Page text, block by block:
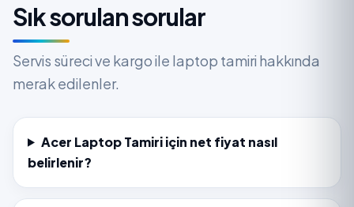
Sık sorulan sorular
Servis süreci ve kargo ile laptop tamiri hakkında
merak edilenler.
Acer Laptop Tamiri için net fiyat nasıl
belirlenir?